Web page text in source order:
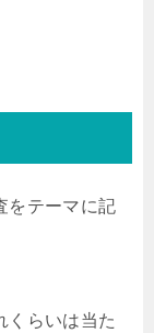
をテーマに記
くらいは当た